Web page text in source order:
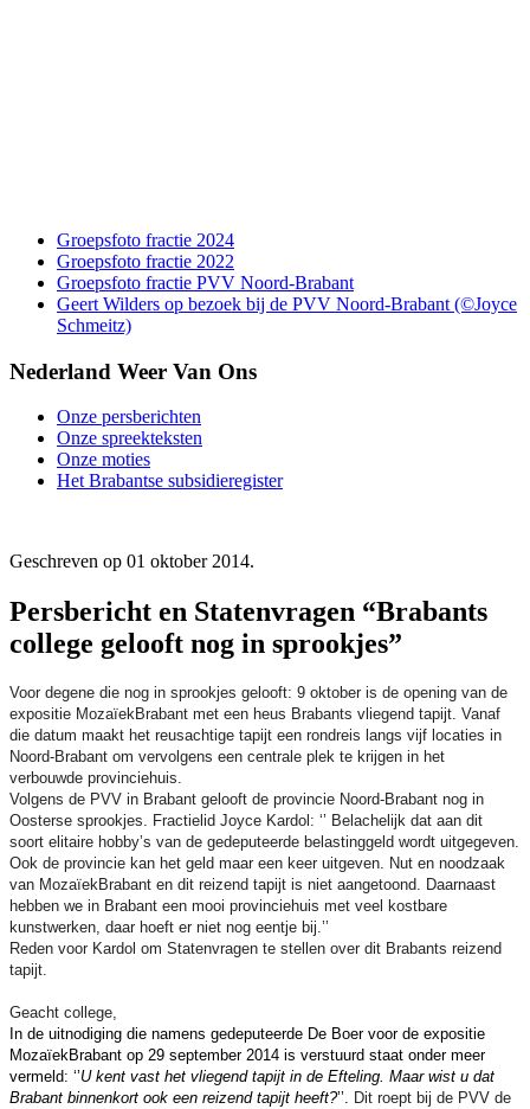
Groepsfoto fractie 2024
Groepsfoto fractie 2022
Groepsfoto fractie PVV Noord-Brabant
Geert Wilders op bezoek bij de PVV Noord-Brabant (©Joyce
Schmeitz)
Nederland Weer Van Ons
Onze persberichten
Onze spreekteksten
Onze moties
Het Brabantse subsidieregister
Geschreven op 01 oktober 2014.
Persbericht en Statenvragen “Brabants
college gelooft nog in sprookjes”
Voor degene die nog in sprookjes gelooft: 9 oktober is de opening van de
expositie MozaïekBrabant met een heus Brabants vliegend tapijt. Vanaf
die datum maakt het reusachtige tapijt een rondreis langs vijf locaties in
Noord-Brabant om vervolgens een centrale plek te krijgen in het
verbouwde provinciehuis.
Volgens de PVV in Brabant gelooft de provincie Noord-Brabant nog in
Oosterse sprookjes. Fractielid Joyce Kardol: ‘’ Belachelijk dat aan dit
soort elitaire hobby’s van de gedeputeerde belastinggeld wordt uitgegeven.
Ook de provincie kan het geld maar een keer uitgeven. Nut en noodzaak
van MozaïekBrabant en dit reizend tapijt is niet aangetoond. Daarnaast
hebben we in Brabant een mooi provinciehuis met veel kostbare
kunstwerken, daar hoeft er niet nog eentje bij.’’
Reden voor Kardol om Statenvragen te stellen over dit Brabants reizend
tapijt.
Geacht college,
In de uitnodiging die namens gedeputeerde De Boer voor de expositie
MozaïekBrabant op 29 september 2014 is verstuurd staat onder meer
vermeld: ‘’U kent vast het vliegend tapijt in de Efteling. Maar wist u dat
Brabant binnenkort ook een reizend tapijt heeft?’’. Dit roept bij de PVV de